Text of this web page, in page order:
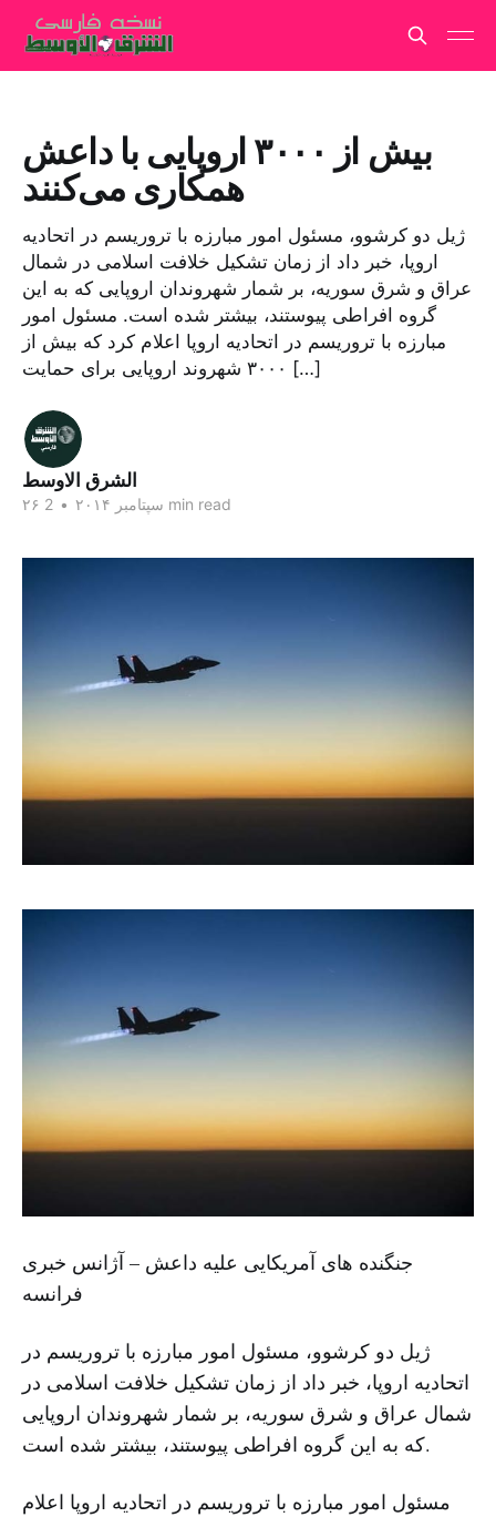
بیش از ۳۰۰۰ اروپایی با داعش
همکاری می‌کنند
ژیل دو کرشوو، مسئول امور مبارزه با تروریسم در اتحادیه
اروپا، خبر داد از زمان تشکیل خلافت اسلامی در شمال
عراق و شرق سوریه، بر شمار شهروندان اروپایی که به این
گروه افراطی پیوستند، بیشتر شده است. مسئول امور
مبارزه با تروریسم در اتحادیه اروپا اعلام کرد که بیش از
۳۰۰۰ شهروند اروپایی برای حمایت […]
الشرق الاوسط
۲۶ سپتامبر ۲۰۱۴ • 2 min read
جنگنده های آمریکایی علیه داعش – آژانس خبری
فرانسه
ژیل دو کرشوو، مسئول امور مبارزه با تروریسم در
اتحادیه اروپا، خبر داد از زمان تشکیل خلافت اسلامی در
شمال عراق و شرق سوریه، بر شمار شهروندان اروپایی
که به این گروه افراطی پیوستند، بیشتر شده است.
مسئول امور مبارزه با تروریسم در اتحادیه اروپا اعلام